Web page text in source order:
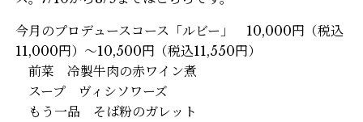
今月のプロデュースコース「ルビー」 10,000円（税込
11,000円）～10,500円（税込11,550円）
前菜 冷製牛肉の赤ワイン煮
スープ ヴィシソワーズ
もう一品 そば粉のガレット